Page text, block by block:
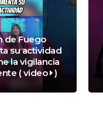
de Fuego
su actividad
la vigilancia
( video )